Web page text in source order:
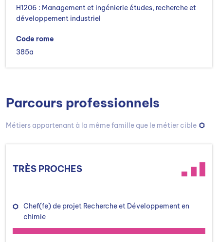
H1206 : Management et ingénierie études, recherche et
développement industriel
Code rome
385a
Parcours professionnels
Métiers appartenant à la même famille que le métier cible
TRÈS PROCHES
Chef(fe) de projet Recherche et Développement en
chimie